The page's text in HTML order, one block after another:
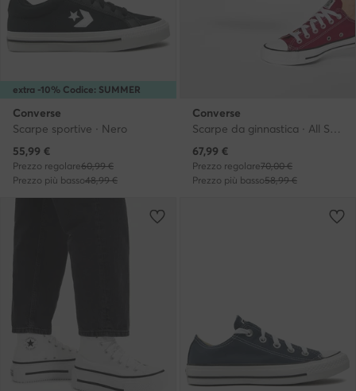
extra -10% Codice: SUMMER
Converse
Scarpe sportive · Nero
Prezzo attuale
55,99 €
Prezzo regolare60,99 €
Prezzo più basso48,99 €
Converse
Scarpe da ginnastica · All Star · Bordeaux
Prezzo attuale
67,99 €
Prezzo regolare70,00 €
Prezzo più basso58,99 €